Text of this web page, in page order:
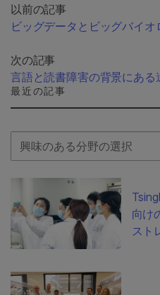
以前の記事
ビッグデータとビッグバイオ
次の記事
言語と読書障害の背景にある
最近の記事
Select Filter
向け
スト